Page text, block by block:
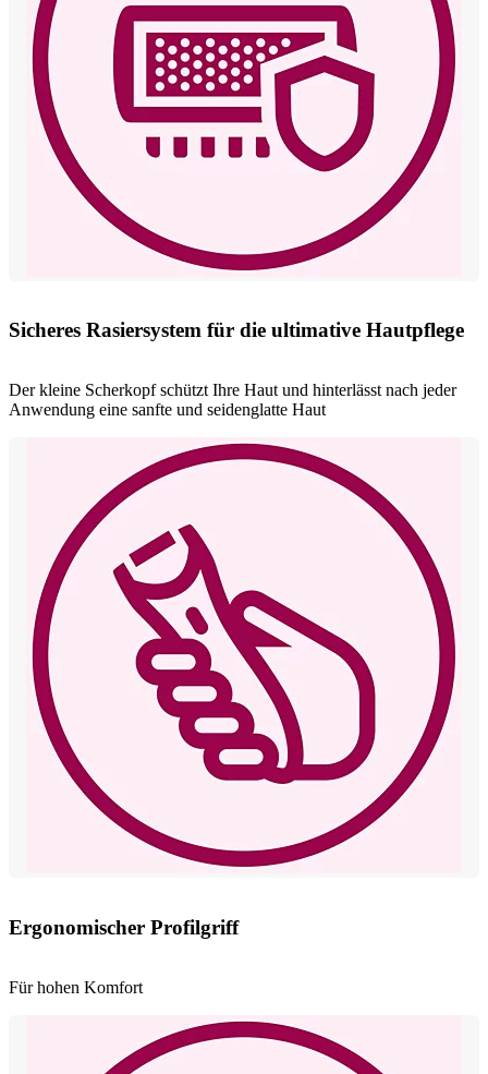
Sicheres Rasiersystem für die ultimative Hautpflege
Der kleine Scherkopf schützt Ihre Haut und hinterlässt nach jeder
Anwendung eine sanfte und seidenglatte Haut
Ergonomischer Profilgriff
Für hohen Komfort